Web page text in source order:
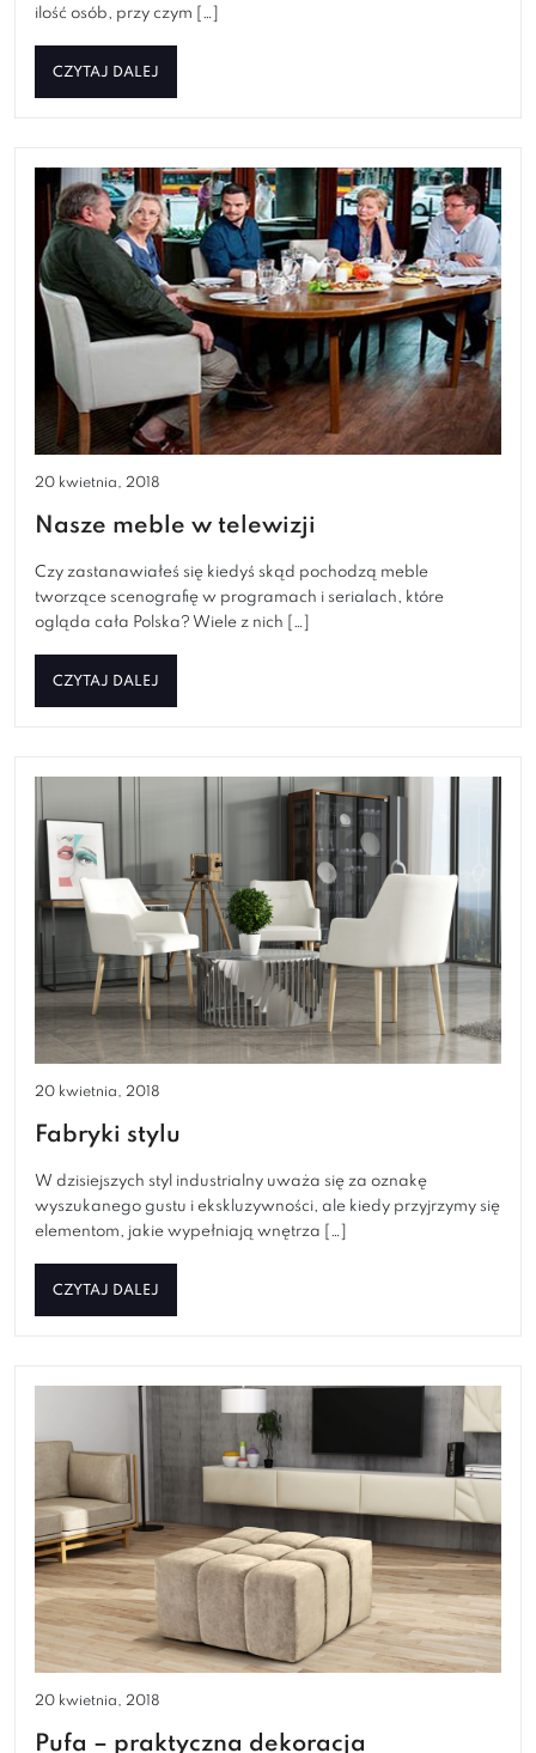
ilość osób, przy czym […]
CZYTAJ DALEJ
20 kwietnia, 2018
Nasze meble w telewizji
Czy zastanawiałeś się kiedyś skąd pochodzą meble
tworzące scenografię w programach i serialach, które
ogląda cała Polska? Wiele z nich […]
CZYTAJ DALEJ
20 kwietnia, 2018
Fabryki stylu
W dzisiejszych styl industrialny uważa się za oznakę
wyszukanego gustu i ekskluzywności, ale kiedy przyjrzymy się
elementom, jakie wypełniają wnętrza […]
CZYTAJ DALEJ
20 kwietnia, 2018
Pufa – praktyczna dekoracja